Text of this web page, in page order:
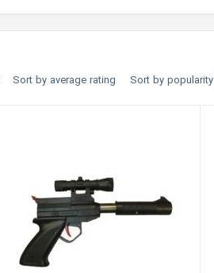
Sort by popularity
Sort by average rating